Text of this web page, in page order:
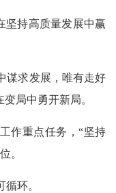
持高质量发展中赢
求发展，唯有走好
局中勇开新局。
作重点任务，“坚持
。
环。